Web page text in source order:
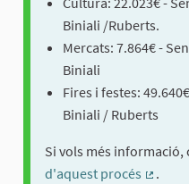
Biniali /Ruberts.
Mercats: 7.864€ -
Biniali
Fires i festes:
Biniali / Ruberts
Si vols més informació,
d'aquest procés
.